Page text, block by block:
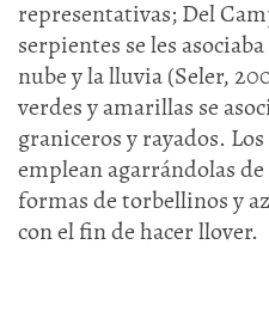
representativas; Del
serpientes se les
nube y la lluvia (Seler,
verdes y amarillas se
graniceros y rayados.
emplean agarrándolas
formas de torbellinos y
con el fin de hacer llover.